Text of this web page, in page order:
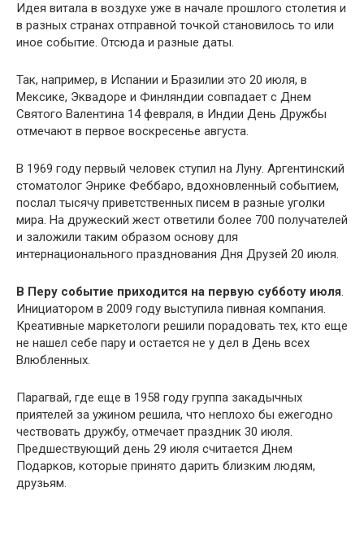
Идея витала в воздухе уже в начале прошлого столетия и
в разных странах отправной точкой становилось то или
иное событие. Отсюда и разные даты.
Так, например, в Испании и Бразилии это 20 июля, в
Мексике, Эквадоре и Финляндии совпадает с Днем
Святого Валентина 14 февраля, в Индии День Дружбы
отмечают в первое воскресенье августа.
В 1969 году первый человек ступил на Луну. Аргентинский
стоматолог Энрике Феббаро, вдохновленный событием,
послал тысячу приветственных писем в разные уголки
мира. На дружеский жест ответили более 700 получателей
и заложили таким образом основу для
интернационального празднования Дня Друзей 20 июля.
В Перу событие приходится на первую субботу июля.
Инициатором в 2009 году выступила пивная компания.
Креативные маркетологи решили порадовать тех, кто еще
не нашел себе пару и остается не у дел в День всех
Влюбленных.
Парагвай, где еще в 1958 году группа закадычных
приятелей за ужином решила, что неплохо бы ежегодно
чествовать дружбу, отмечает праздник 30 июля.
Предшествующий день 29 июля считается Днем
Подарков, которые принято дарить близким людям,
друзьям.